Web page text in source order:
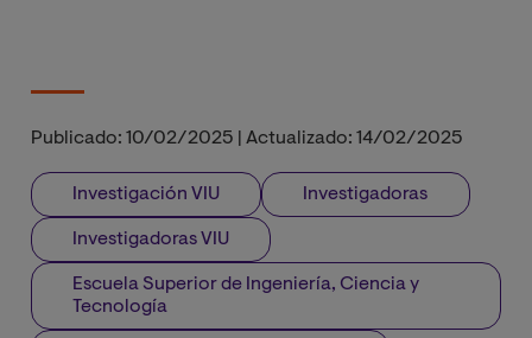
Publicado: 10/02/2025 Actualizado: 14/02/2025
Investigación VIU Investigadoras
Investigadoras VIU
Escuela Superior de Ingeniería, Ciencia y
Tecnología